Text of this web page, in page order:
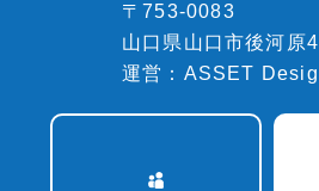
〒753-0083
山口県山口市後河原
運営：ASSET